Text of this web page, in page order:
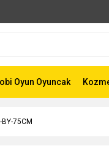
Oyun Oyuncak
75CM